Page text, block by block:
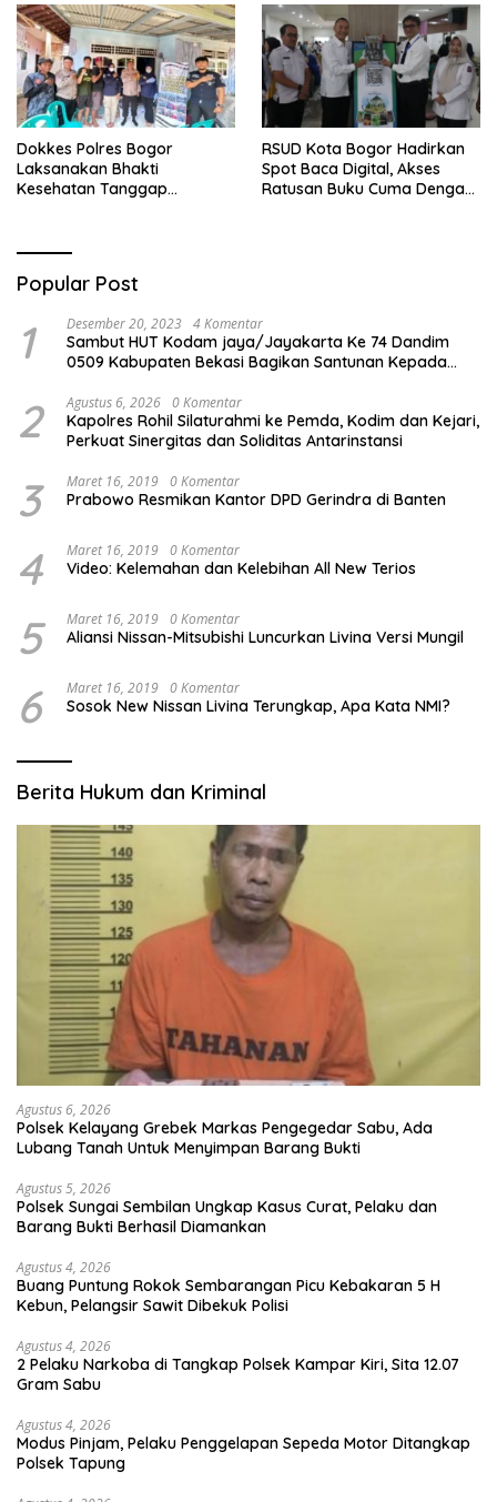
Perawatan Maksimal
Se-Bogor
Dokkes Polres Bogor
Laksanakan Bhakti
Kesehatan Tanggap
RSUD Kota Bogor Hadirkan
Spot Baca Digital, Akses
Ratusan Buku Cuma Dengan
Popular Post
1 Desember 20, 2023 4 Komentar
Sambut HUT Kodam jaya/Jayakarta Ke 74 Dandim
0509 Kabupaten Bekasi Bagikan Santunan Kepada
2 Agustus 6, 2026 0 Komentar
Kapolres Rohil Silaturahmi ke Pemda, Kodim dan Kejari,
Perkuat Sinergitas dan Soliditas Antarinstansi
3 Maret 16, 2019 0 Komentar
Prabowo Resmikan Kantor DPD Gerindra di Banten
4 Maret 16, 2019 0 Komentar
Video: Kelemahan dan Kelebihan All New Terios
5 Maret 16, 2019 0 Komentar
Aliansi Nissan-Mitsubishi Luncurkan Livina Versi Mungil
6 Maret 16, 2019 0 Komentar
Sosok New Nissan Livina Terungkap, Apa Kata NMI?
Berita Hukum dan Kriminal
Agustus 6, 2026
Polsek Kelayang Grebek Markas Pengegedar Sabu, Ada
Lubang Tanah Untuk Menyimpan Barang Bukti
Agustus 5, 2026
Polsek Sungai Sembilan Ungkap Kasus Curat, Pelaku dan
Barang Bukti Berhasil Diamankan
Agustus 4, 2026
Buang Puntung Rokok Sembarangan Picu Kebakaran 5 H
Kebun, Pelangsir Sawit Dibekuk Polisi
Agustus 4, 2026
2 Pelaku Narkoba di Tangkap Polsek Kampar Kiri, Sita 12.07
Gram Sabu
Agustus 4, 2026
Modus Pinjam, Pelaku Penggelapan Sepeda Motor Ditangkap
Polsek Tapung